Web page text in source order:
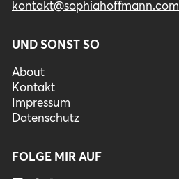
kontakt@sophiahoffmann.com
UND SONST SO
About
Kontakt
Impressum
Datenschutz
FOLGE MIR AUF